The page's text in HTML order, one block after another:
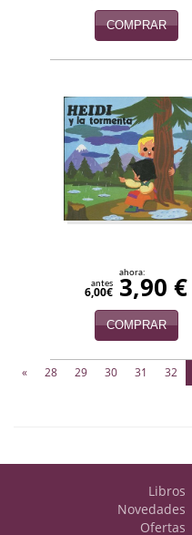
COMPRAR
antes
6,00€
ahora:
3,90 €
COMPRAR
« 28 29 30 31 32
Libros
Novedades
Ofertas